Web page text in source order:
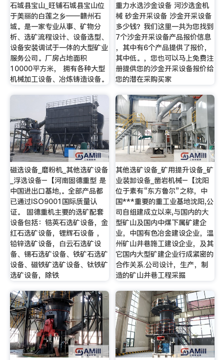
石城县宝山_旺铺石城县宝山位
于美丽的白莲之乡——赣州石
城。是一家专业从事、矿物分
析、选矿流程设计、设备选型、
设备安装调试于一体的大型矿业
服务公司。厂房占地面积
10000平方米， 拥有各种大型
机械加工设备、冶炼铸造设备。
重力水选沙金设备 河沙选金机
械 砂金开采设备 沙金开采设备
多少钱？我们这里一共为您找到
7个沙金开采设备产品报价信息
，其中有6个产品提供了报价，
其中低。，您也可以马上免费注
册提供您的沙金开采设备报价给
您的潜在采购买家
磁选设备_磨粉机_其他选矿设备
_浮选设备–【河南固德重型 是
中国进出口基地,。全部产品都
已通过ISO9001国际质量认
证。 固德重机主要的选矿配套
设备包括：锆英石选矿设备，金
红石选矿设备，锂辉石设备 ，
铅锌选矿设备，白云石选矿设
备、锡石选矿设备、铁矿石选矿
设备、磁铁矿选矿设备、钛铁矿
选矿设备，除铁
其他选矿设备_矿用提升设备_矿
业装卸设备_凿岩机械–【沈阳
位于素有“东方鲁尔”之称，中
国***重要的重工业基地沈阳,公
司自组建成立以来,与国内的大
型矿山及国内中煤下属矿建企
业，中国有色冶金建设企业，温
州矿山井巷施工建设企业，及其
它国内大型矿建企业行成紧密的
合作关系.公司设计，生产，制
造的矿山井巷工程采掘